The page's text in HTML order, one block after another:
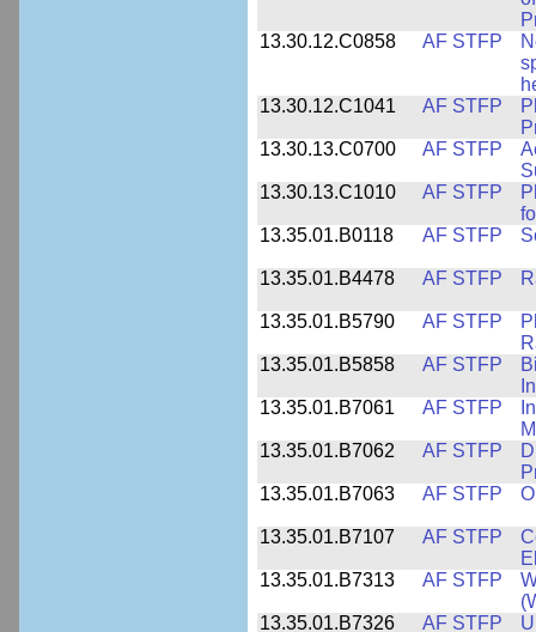
13.30.12.C0858
AF STFP
13.30.12.C1041
AF STFP
13.30.13.C0700
AF STFP
13.30.13.C1010
AF STFP
13.35.01.B0118
AF STFP
13.35.01.B4478 AF STFP
13.35.01.B5790 AF STFP
13.35.01.B5858
AF STFP
13.35.01.B7061
AF STFP
13.35.01.B7062
AF STFP
13.35.01.B7063
AF STFP
13.35.01.B7107 AF STFP
13.35.01.B7313
AF STFP
13.35.01.B7326
AF STFP